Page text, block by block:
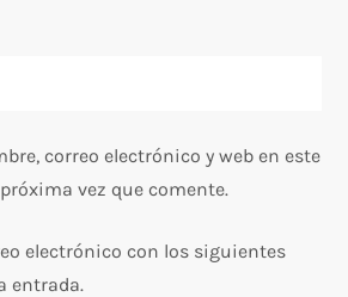
correo electrónico y web en este
vez que comente.
electrónico con los siguientes
entrada.